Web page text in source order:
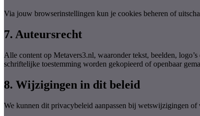
Via jouw browserinstellingen kun je cookies beheren of
7. Auteursrecht
Alle content op Metavers3.nl, waaronder tekst, beelden,
schriftelijke toestemming worden gekopieerd of openbaar
8. Wijzigingen in dit beleid
We kunnen dit privacybeleid aanpassen bij wetswijzigingen